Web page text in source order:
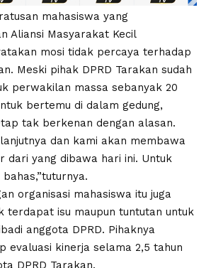
mahasiswa yang
Aliansi Masyarakat Kecil
mosi tidak percaya terhadap
Meski pihak DPRD Tarakan sudah
perwakilan massa sebanyak 20
bertemu di dalam gedung,
tak berkenan dengan alasan.
dan kami akan membawa
dari yang dibawa hari ini. Untuk
organisasi mahasiswa itu juga
terdapat isu maupun tuntutan untuk
anggota DPRD. Pihaknya
evaluasi kinerja selama 2,5 tahun
DPRD Tarakan.